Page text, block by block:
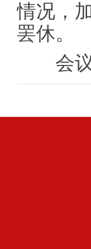
情况，
罢休。
会议